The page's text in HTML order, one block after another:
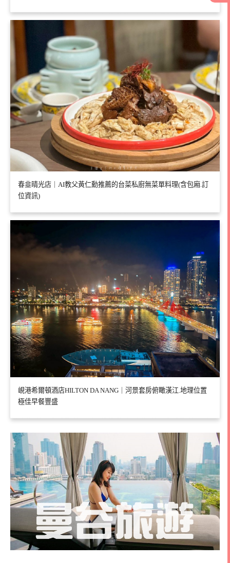
春韭晴光店｜AI教父黃仁勳推薦的台菜私廚無菜單料理(含包廂.訂
位資訊)
峴港希爾頓酒店HILTON DA NANG｜河景套房俯瞰漢江.地理位置
極佳早餐豐盛